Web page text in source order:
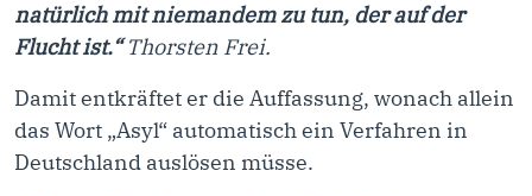
natürlich mit niemandem zu tun, der auf der
Flucht ist.“Thorsten Frei.
Damit entkräftet er die Auffassung, wonach allein
das Wort „Asyl“ automatisch ein Verfahren in
Deutschland auslösen müsse.